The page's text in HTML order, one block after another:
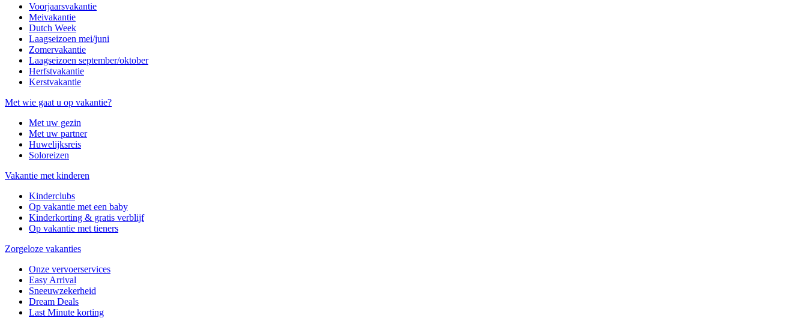
Voorjaarsvakantie
Meivakantie
Dutch Week
Laagseizoen mei/juni
Zomervakantie
Laagseizoen september/oktober
Herfstvakantie
Kerstvakantie
Met wie gaat u op vakantie?
Met uw gezin
Met uw partner
Huwelijksreis
Soloreizen
Vakantie met kinderen
Kinderclubs
Op vakantie met een baby
Kinderkorting & gratis verblijf
Op vakantie met tieners
Zorgeloze vakanties
Onze vervoerservices
Easy Arrival
Sneeuwzekerheid
Dream Deals
Last Minute korting